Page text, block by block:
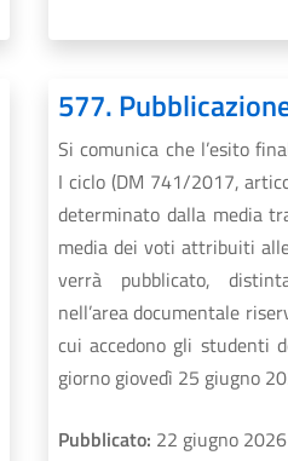
Si comunica che l’esito
I ciclo (DM 741/2017,
determinato dalla media
media dei voti attribuiti
verrà pubblicato,
nell’area documentale
cui accedono gli studenti
giorno giovedì 25 giugno
Pubblicato: 22 giugno 2026